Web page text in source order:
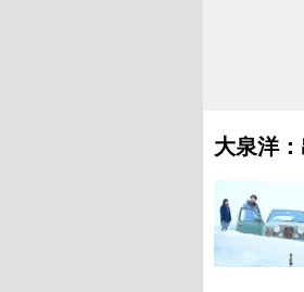
大泉洋